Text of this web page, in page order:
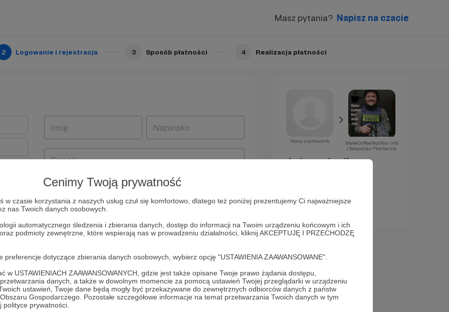
Cenimy Twoją prywatność
w czasie korzystania z naszych usług czuł się komfortowo, dlatego też poniżej prezentujemy Ci najważniejsze
nas Twoich danych osobowych.
automatycznego śledzenia i zbierania danych, dostęp do informacji na Twoim urządzeniu końcowym i ich
podmioty zewnętrzne, które wspierają nas w prowadzeniu działalności, kliknij AKCEPTUJĘ I PRZECHODZĘ
dotyczące zbierania danych osobowych, wybierz opcję "USTAWIENIA ZAAWANSOWANE".
w USTAWIENIACH ZAAWANSOWANYCH, gdzie jest także opisane Twoje prawo żądania dostępu,
danych, a także w dowolnym momencie za pomocą ustawień Twojej przeglądarki w urządzeniu
ustawień, Twoje dane będą mogły być przekazywane do zewnętrznych odbiorców danych z państw
Gospodarczego. Pozostałe szczegółowe informacje na temat przetwarzania Twoich danych w tym
prywatności.
Masz pytania? Napisz na czacie
2 Logowanie i rejestracja 3 Sposób płatności 4 Realizacja płatności
i
będą
z
prawo
Politykę Prywatności
* Wyrażam zgodę na przetwarzanie moich danych
osobowych podanych w formularzu rejestracyjnym w celu
prawidłowego świadczenia usług serwisu Patronite.
Nowy użytkownik
MakeCoffeeNotWar.Info
/ Sebastian Plocharski
Już za chwilę